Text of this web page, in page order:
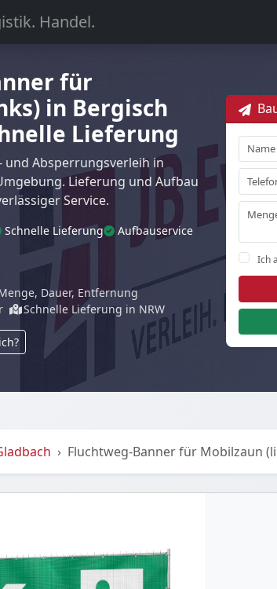
Handel.
für
in Bergisch
Lieferung
und Absperrungsverleih in
Lieferung und Aufbau
Service.
Schnelle Lieferung
Aufbauservice
Dauer, Entfernung
Schnelle Lieferung in NRW
Ich
Fluchtweg-Banner für Mobilzaun